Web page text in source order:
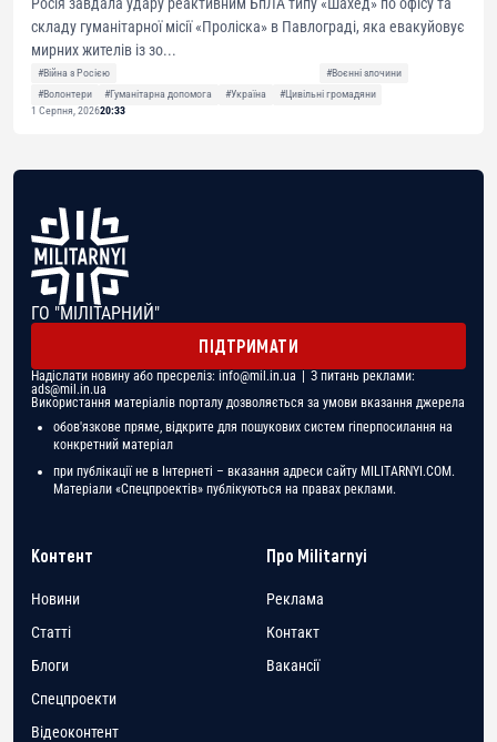
складу гуманітарної місії «Проліска» в Павлограді, яка евакуйовує
мирних жителів із зо...
#Війна з Росією
#Воєнні злочини
#Волонтери
#Гуманітарна допомога #Україна
#Цивільні громадяни
1 Серпня, 202620:33
ГО "МІЛІТАРНИЙ"
ПІДТРИМАТИ
Надіслати новину або пресреліз: info@mil.in.ua | З питань реклами:
ads@mil.in.ua
Використання матеріалів порталу дозволяється за умови вказання джерела
обов'язкове пряме, відкрите для пошукових систем гіперпосилання на
конкретний матеріал
при публікації не в Інтернеті – вказання адреси сайту MILITARNYI.COM.
Матеріали «Спецпроектів» публікуються на правах реклами.
Контент
Новини
Статті
Блоги
Спецпроекти
Відеоконтент
Про Militarnyi
Реклама
Контакт
Вакансії